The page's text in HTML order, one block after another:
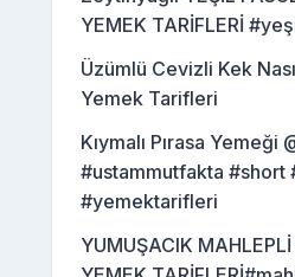
YEMEK TARİFLERİ
Üzümlü Cevizli Kek
Yemek Tarifleri
Kıymalı Pırasa Yemeği
#ustammutfakta #short
#yemektarifleri
YUMUŞACIK